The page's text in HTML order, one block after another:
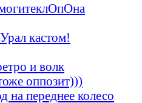
кастом!
и волк
оппозит)))
переднее колесо